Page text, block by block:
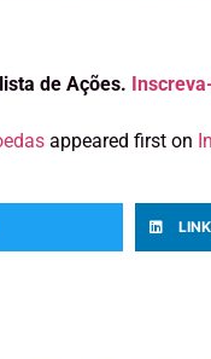
de Ações.
appeared first on